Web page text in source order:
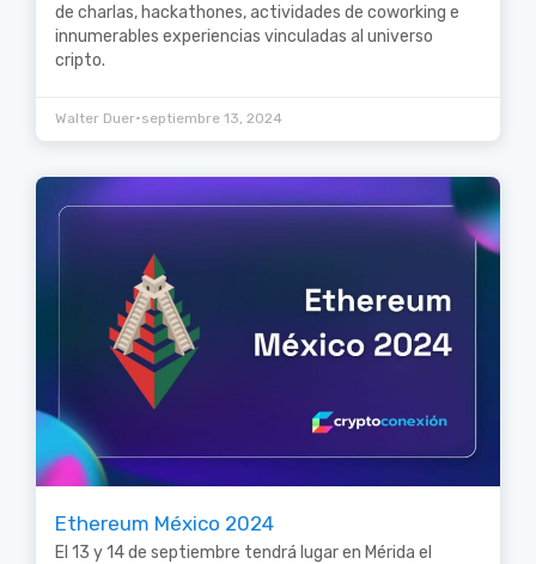
de charlas, hackathones, actividades de coworking e
innumerables experiencias vinculadas al universo
cripto.
Walter Duer•septiembre 13, 2024
Ethereum México 2024
El 13 y 14 de septiembre tendrá lugar en Mérida el